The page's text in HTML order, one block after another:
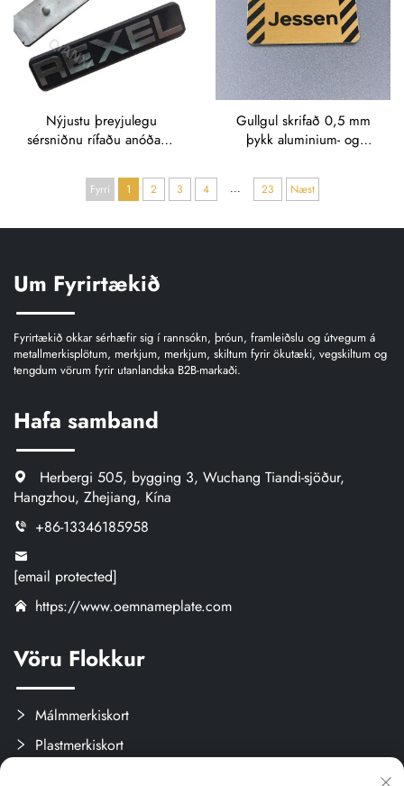
Nýjustu þreyjulegu
sérsniðnu rífaðu anóðaðu
metaliðnaðarmerkjaskilt,
metálplata með rífuðu
Gullgul skrifað 0,5 mm
þykk aluminium- og
með skurði, hædd
skíltagrind af metalli
Fyrri 1 2 3 4 ... 23 Næst
Um Fyrirtækið
Fyrirtækið okkar sérhæfir sig í rannsókn, þróun, framleiðslu og útvegum á
metallmerkisplötum, merkjum, merkjum, skiltum fyrir ökutæki, vegskiltum og
tengdum vörum fyrir utanlandska B2B-markaði.
Hafa samband
Herbergi 505, bygging 3, Wuchang Tiandi-sjöður,
Hangzhou, Zhejiang, Kína
+86-13346185958
[email protected]
https://www.oemnameplate.com
Vöru Flokkur
Málmmerkiskort
Plastmerkiskort